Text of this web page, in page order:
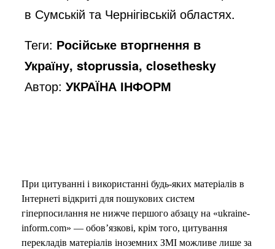
в Сумській та Чернігівській областях.
Теги: Російське вторгнення в
Україну, stoprussia, closethesky
Автор:УКРАЇНА ІНФОРМ
При цитуванні і використанні будь-яких матеріалів в
Інтернеті відкриті для пошукових систем
гіперпосилання не нижче першого абзацу на «ukraine-
inform.com» — обов’язкові, крім того, цитування
перекладів матеріалів іноземних ЗМІ можливе лише за